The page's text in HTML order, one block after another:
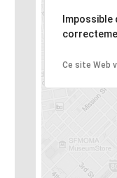
Désolé,
Impossible
Ce site Web